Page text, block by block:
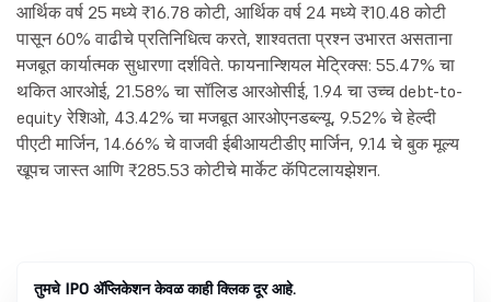
आर्थिक वर्ष 25 मध्ये ₹16.78 कोटी, आर्थिक वर्ष 24 मध्ये ₹10.48 कोटी
पासून 60% वाढीचे प्रतिनिधित्व करते, शाश्वतता प्रश्न उभारत असताना
मजबूत कार्यात्मक सुधारणा दर्शविते. फायनान्शियल मेट्रिक्स: 55.47% चा
थकित आरओई, 21.58% चा सॉलिड आरओसीई, 1.94 चा उच्च debt-to-
equity रेशिओ, 43.42% चा मजबूत आरओएनडब्ल्यू, 9.52% चे हेल्दी
पीएटी मार्जिन, 14.66% चे वाजवी ईबीआयटीडीए मार्जिन, 9.14 चे बुक मूल्य
खूपच जास्त आणि ₹285.53 कोटीचे मार्केट कॅपिटलायझेशन.
तुमचे IPO ॲप्लिकेशन केवळ काही क्लिक दूर आहे.